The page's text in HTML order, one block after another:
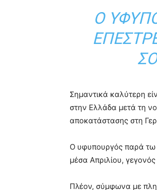
Ο
Σημαντικά καλύτερη
στην Ελλάδα μετά τη
αποκατάστασης στη
Ο υφυπουργός παρά τω
μέσα Απριλίου,
Πλέον, σύμφωνα με